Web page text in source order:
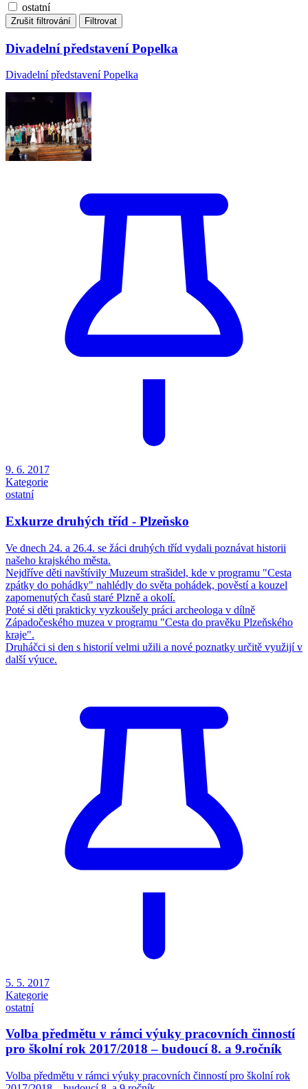
ostatní
Zrušit filtrování Filtrovat
Divadelní představení Popelka
Divadelní představení Popelka
9. 6. 2017
Kategorie
ostatní
Exkurze druhých tříd - Plzeňsko
Ve dnech 24. a 26.4. se žáci druhých tříd vydali poznávat historii
našeho krajského města.
Nejdříve děti navštívily Muzeum strašidel, kde v programu "Cesta
zpátky do pohádky" nahlédly do světa pohádek, pověstí a kouzel
zapomenutých časů staré Plzně a okolí.
Poté si děti prakticky vyzkoušely práci archeologa v dílně
Západočeského muzea v programu "Cesta do pravěku Plzeňského
kraje".
Druháčci si den s historií velmi užili a nové poznatky určitě využijí v
další výuce.
5. 5. 2017
Kategorie
ostatní
Volba předmětu v rámci výuky pracovních činností
pro školní rok 2017/2018 – budoucí 8. a 9.ročník
Volba předmětu v rámci výuky pracovních činností pro školní rok